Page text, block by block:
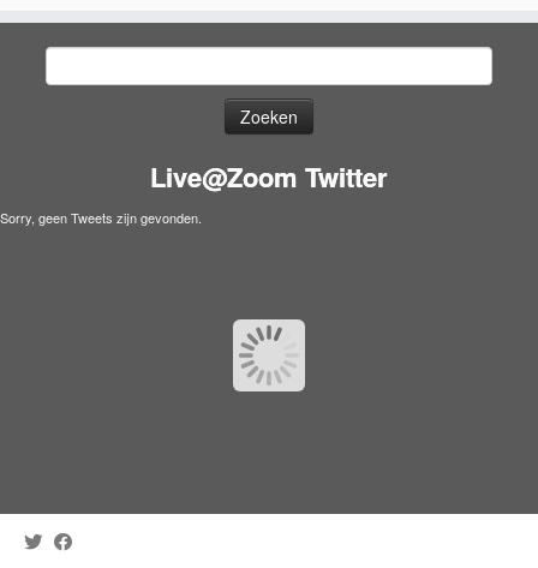
Live@Zoom Twitter
Sorry, geen Tweets zijn gevonden.